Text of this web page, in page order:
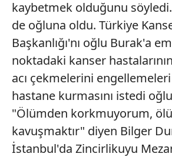
Sizlere daha iyi bir hizmet sunabilmek
Sitemizde kendimize ve üçüncü
kullanılmaktadır. Bu çerezler
verileriniz işlenmekte olup gerekli olan
toplumu hizmetlerinin sunulması
kullanılmaktadır. Diğer çerezler,
kılınması ve kişiselleştirilmesi ve
reklam/pazarlama faaliyetlerinin
sınırlı olarak açık rızanız dahilinde
kaybetmek olduğunu
de oğluna oldu. Türkiye
Başkanlığı'nı oğlu Burak'a
noktadaki kanser
acı çekmelerini
hastane kurmasını istedi
"Ölümden korkmuyorum,
kavuşmaktır" diyen Bilger
İstanbul'da Zincirlikuyu